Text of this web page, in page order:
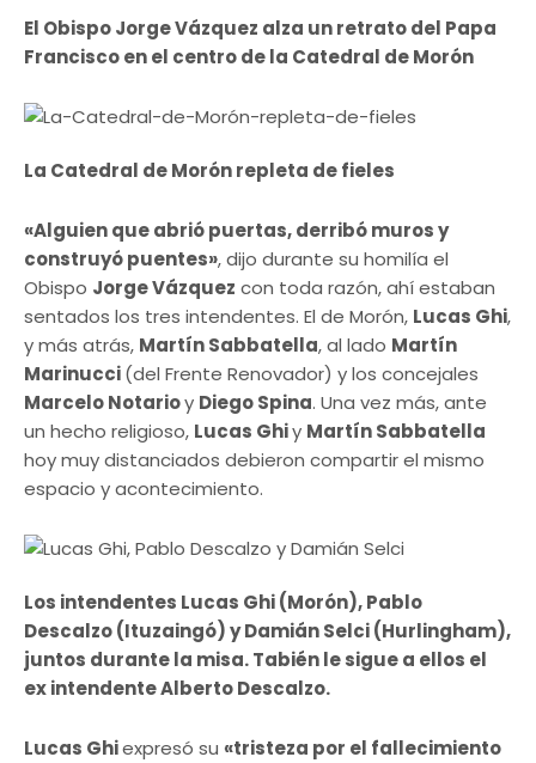
El Obispo Jorge Vázquez alza un retrato del Papa
Francisco en el centro de la Catedral de Morón
La Catedral de Morón repleta de fieles
«Alguien que abrió puertas, derribó muros y
construyó puentes», dijo durante su homilía el
Obispo Jorge Vázquez con toda razón, ahí estaban
sentados los tres intendentes. El de Morón, Lucas Ghi,
y más atrás, Martín Sabbatella, al lado Martín
Marinucci(del Frente Renovador) y los concejales
Marcelo Notarioy Diego Spina. Una vez más, ante
un hecho religioso, Lucas Ghiy Martín Sabbatella
hoy muy distanciados debieron compartir el mismo
espacio y acontecimiento.
Los intendentes Lucas Ghi (Morón), Pablo
Descalzo (Ituzaingó) y Damián Selci (Hurlingham),
juntos durante la misa. Tabién le sigue a ellos el
ex intendente Alberto Descalzo.
Lucas Ghiexpresó su «tristeza por el fallecimiento